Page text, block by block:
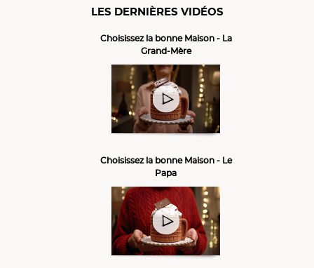
LES DERNIÈRES VIDÉOS
Choisissez la bonne Maison - La
Grand-Mère
Choisissez la bonne Maison - Le
Papa